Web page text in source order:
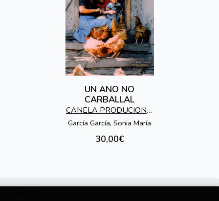
UN ANO NO
CARBALLAL
CANELA PRODUCIONS,
EDITORIAL
ETNOGRAFICA
García García, Sonia María
30,00€